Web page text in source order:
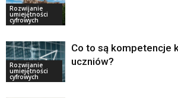
Rozwijanie
umiejętności
cyfrowych
Rozwijanie
umiejętności
cyfrowych
Co to są kompetencje
uczniów?